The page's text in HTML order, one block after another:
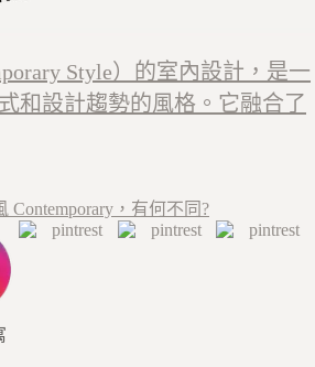
Style）的室內設計，是一
和設計趨勢的風格。它融合了
Contemporary，有何不同?